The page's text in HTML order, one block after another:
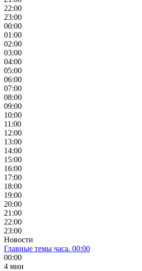
22:00
23:00
00:00
01:00
02:00
03:00
04:00
05:00
06:00
07:00
08:00
09:00
10:00
11:00
12:00
13:00
14:00
15:00
16:00
17:00
18:00
19:00
20:00
21:00
22:00
23:00
Новости
Главные темы часа. 00:00
00:00
4 мин